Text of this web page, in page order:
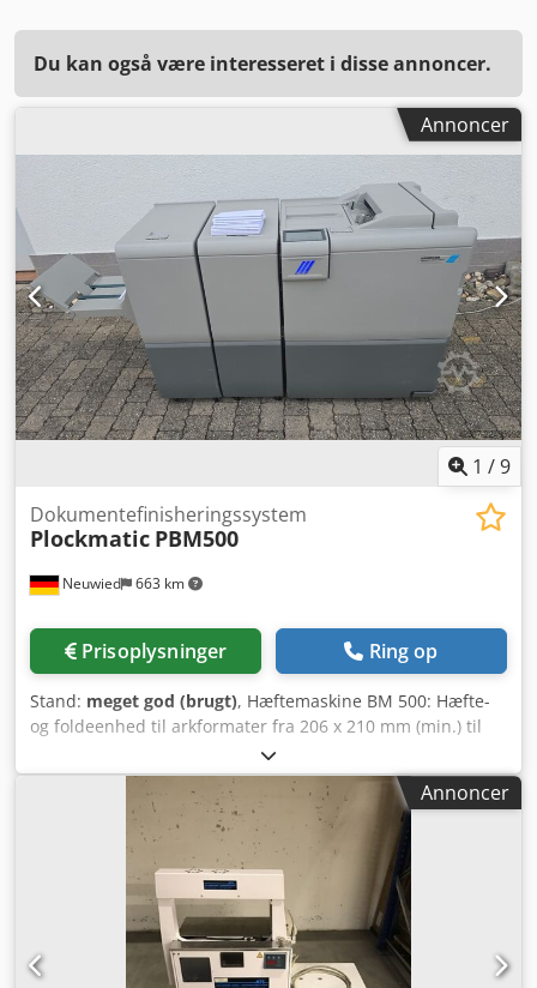
Du kan også være interesseret i disse annoncer.
Annoncer
1 /9
Neuwied 663 km
Dokumentefinisheringssystem
Plockmatic PBM500
Prisoplysninger Ring op
Stand: meget god (brugt), Hæftemaskine BM 500: Hæfte-
og foldeenhed til arkformater fra 206 x 210 mm (min.) til
320 x 620 mm (max.). Kan bearbejde op til 50 ark. To
højkvalitets fladhæftehoveder (5.000 klammer pr. magasin)
for konstant høj kvalitet. Inkluderer trimmer og BF med
elektrisk arkudlægger. Dkodpfszrh Ukox Amhsr
Annoncer